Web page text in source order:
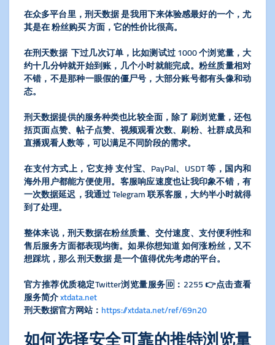
在众多平台里，刑天数据 是我用下来体验感最好的一个，尤
其是在 粉丝购买 方面，它的性价比很高。
在刑天数据 下过几次订单，比如测试过 1000 个浏览量，大
约十几分钟就开始到账，几个小时就能完成。粉丝质量相对
不错，不是那种一眼假的僵尸号，大部分账号都有头像和动
态。
刑天数据提供的服务种类也比较全面，除了 刷浏览量，还包
括页面点赞、帖子点赞、视频观看次数、刷粉、社群成员和
直播观看人数等，可以满足不同阶段的需求。
在支付方式上，它支持 支付宝、PayPal、USDT 等，国内和
海外用户都能方便使用。客服响应速度也让我印象不错，有
一次数据延迟，我通过 Telegram 联系客服，大约半小时就得
到了处理。
整体来说，刑天数据在粉丝质量、交付速度、支付便利性和
售后服务方面都表现均衡。如果你想知道 如何涨粉丝，又不
想踩坑，那么 刑天数据 是一个值得优先考虑的平台。
官方推荐优质稳定Twitter浏览量服务🆔：2255 👉点击查看
服务简介xtdata.net
刑天数据官方网站： https://xtdata.net/ref/69n20